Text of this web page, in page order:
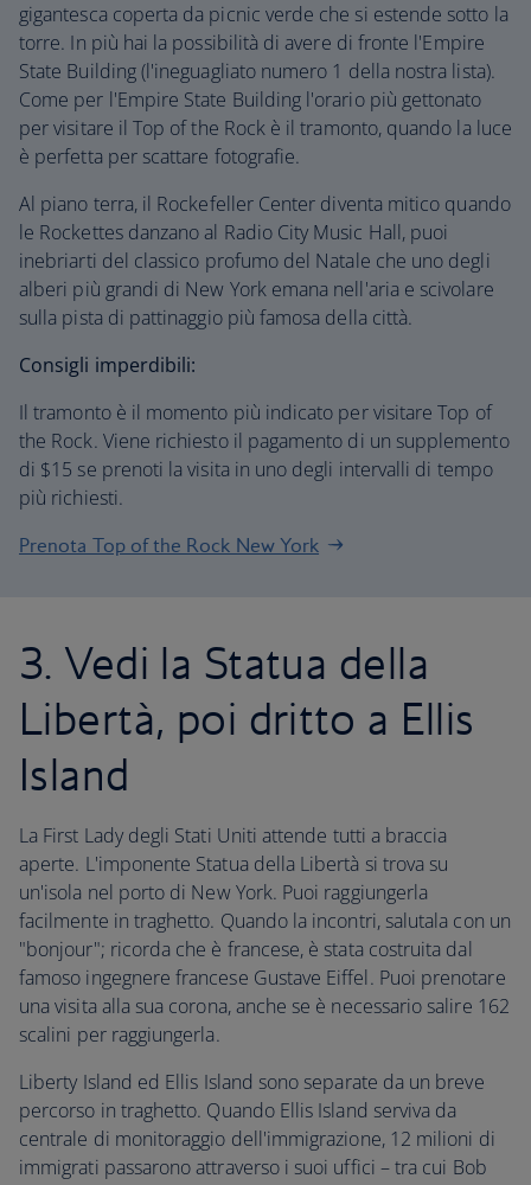
gigantesca coperta da picnic verde che si estende sotto la
torre. In più hai la possibilità di avere di fronte l'Empire
State Building (l'ineguagliato numero 1 della nostra lista).
Come per l'Empire State Building l'orario più gettonato
per visitare il Top of the Rock è il tramonto, quando la luce
è perfetta per scattare fotografie.
Al piano terra, il Rockefeller Center diventa mitico quando
le Rockettes danzano al Radio City Music Hall, puoi
inebriarti del classico profumo del Natale che uno degli
alberi più grandi di New York emana nell'aria e scivolare
sulla pista di pattinaggio più famosa della città.
Consigli imperdibili:
Il tramonto è il momento più indicato per visitare Top of
the Rock. Viene richiesto il pagamento di un supplemento
di $15 se prenoti la visita in uno degli intervalli di tempo
più richiesti.
Prenota Top of the Rock New York
3. Vedi la Statua della
Libertà, poi dritto a Ellis
Island
La First Lady degli Stati Uniti attende tutti a braccia
aperte. L'imponente Statua della Libertà si trova su
un'isola nel porto di New York. Puoi raggiungerla
facilmente in traghetto. Quando la incontri, salutala con un
"bonjour"; ricorda che è francese, è stata costruita dal
famoso ingegnere francese Gustave Eiffel. Puoi prenotare
una visita alla sua corona, anche se è necessario salire 162
scalini per raggiungerla.
Liberty Island ed Ellis Island sono separate da un breve
percorso in traghetto. Quando Ellis Island serviva da
centrale di monitoraggio dell'immigrazione, 12 milioni di
immigrati passarono attraverso i suoi uffici – tra cui Bob